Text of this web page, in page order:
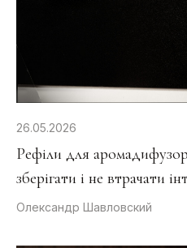
26.05.2026
Рефіли для
зберігати і не втрачати
Олександр Шавловский